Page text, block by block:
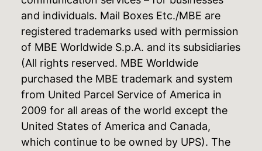
and individuals. Mail Boxes Etc./MBE are
registered trademarks used with permission
of MBE Worldwide S.p.A. and its subsidiaries
(All rights reserved. MBE Worldwide
purchased the MBE trademark and system
from United Parcel Service of America in
2009 for all areas of the world except the
United States of America and Canada,
which continue to be owned by UPS). The